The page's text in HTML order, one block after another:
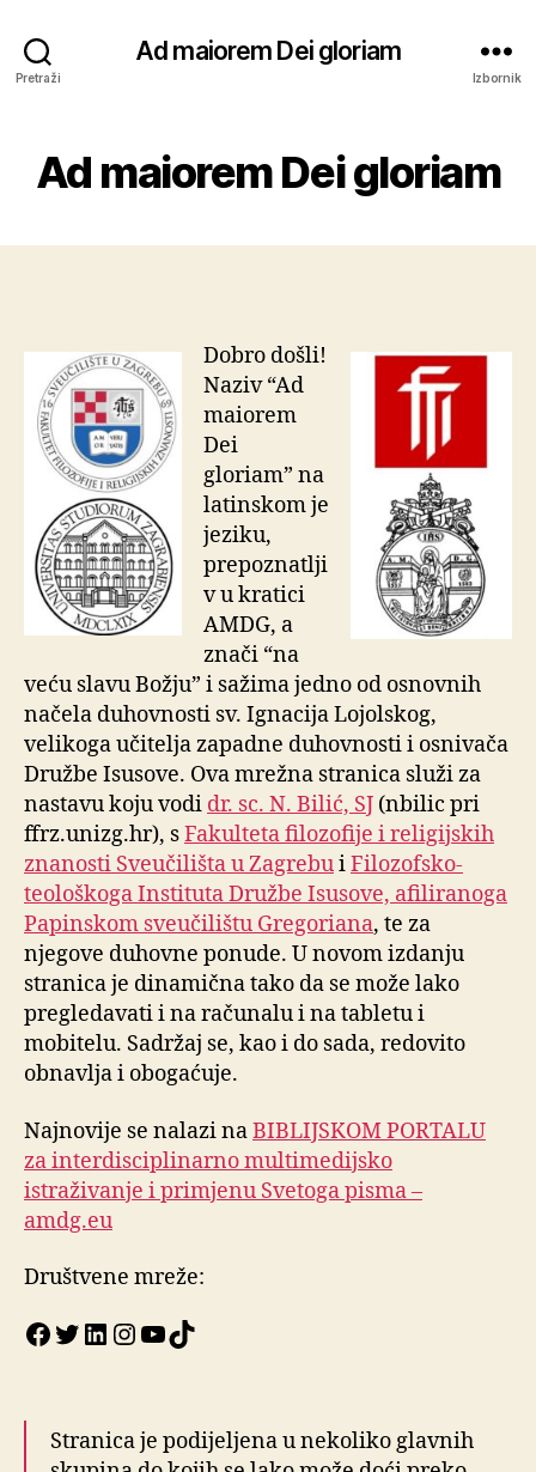
Pretraži
Ad maiorem Dei gloriam
Izbornik
Ad maiorem Dei gloriam
Dobro došli!
Naziv “Ad
maiorem
Dei
gloriam” na
latinskom je
jeziku,
prepoznatlji
v u kratici
AMDG, a
znači “na
veću slavu Božju” i sažima jedno od osnovnih
načela duhovnosti sv. Ignacija Lojolskog,
velikoga učitelja zapadne duhovnosti i osnivača
Družbe Isusove. Ova mrežna stranica služi za
nastavu koju vodi dr. sc. N. Bilić, SJ (nbilic pri
ffrz.unizg.hr), sFakulteta filozofije i religijskih
znanosti Sveučilišta u ZagrebuiFilozofsko-
teološkoga Instituta Družbe Isusove, afiliranoga
Papinskom sveučilištu Gregoriana, te za
njegove duhovne ponude. U novomizdanju
stranica je dinamična tako da se može lako
pregledavati i na računalu i na tabletu i
mobitelu. Sadržaj se, kao i do sada, redovito
obnavlja i obogaćuje.
Najnovije se nalazi naBIBLIJSKOM PORTALU
za interdisciplinarno multimedijsko
istraživanje i primjenu Svetoga pisma –
amdg.eu
Društvene mreže:
Facebook
Twitter
LinkedIn
Instagram
YouTube
TikTok
Stranica je podijeljena u nekoliko glavnih